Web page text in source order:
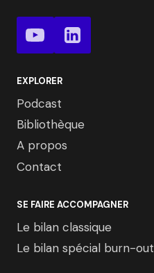
EXPLORER
Podcast
Bibliothèque
A propos
Contact
SE FAIRE ACCOMPAGNER
Le bilan classique
Le bilan spécial burn-out